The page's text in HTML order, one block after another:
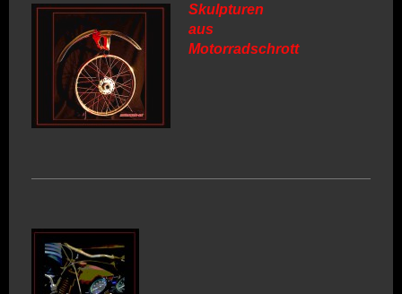
Skulpturen
aus
Motorradschrott